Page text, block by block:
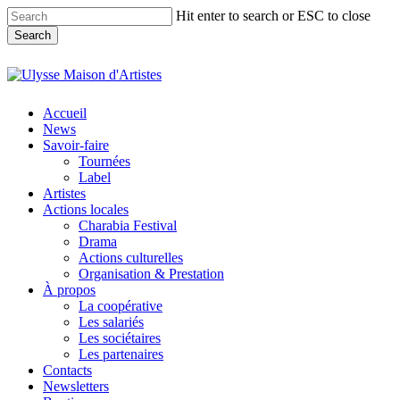
Skip
to
main
Hit enter to search or ESC to close
Search
Close
search
Menu
Accueil
News
Savoir-faire
Tournées
Label
Artistes
Actions locales
Charabia Festival
Drama
Actions culturelles
Organisation & Prestation
À propos
La coopérative
Les salariés
Les sociétaires
Les partenaires
Contacts
Newsletters